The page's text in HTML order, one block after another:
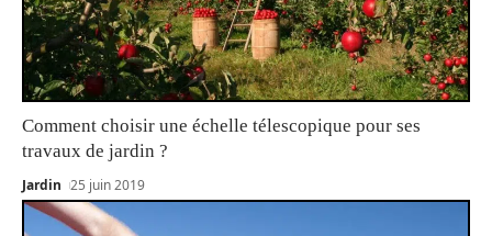
Comment choisir une échelle télescopique pour ses
travaux de jardin ?
Jardin 25 juin 2019